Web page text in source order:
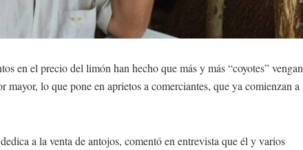
en el precio del limón han hecho que más y más “coyotes” vengan
lo que pone en aprietos a comerciantes, que ya comienzan a
a la venta de antojos, comentó en entrevista que él y varios